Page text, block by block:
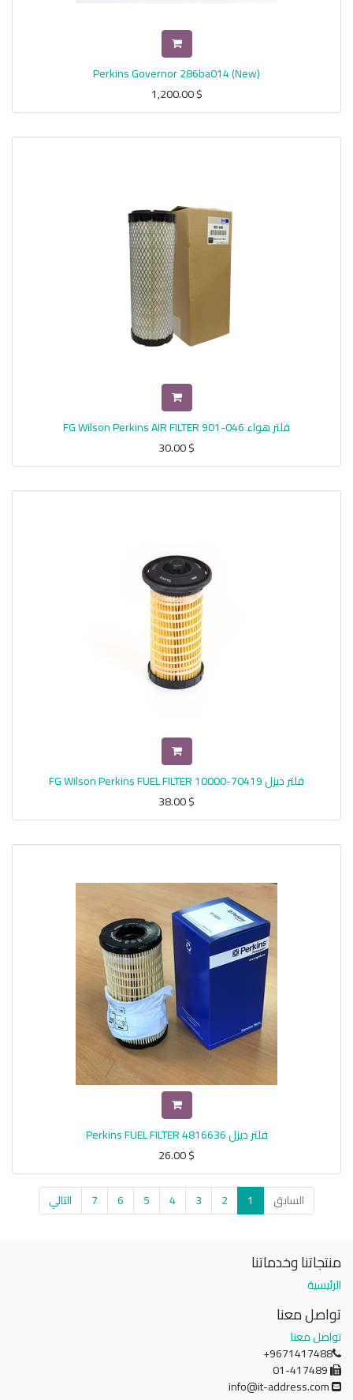
Perkins Governor 286ba014 (New)
$
1,200.00
فلتر هواء FG Wilson Perkins AIR FILTER 901-046
$
30.00
فلتر ديزل FG Wilson Perkins FUEL FILTER 10000-70419
$
38.00
فلتر ديزل Perkins FUEL FILTER 4816636
$
26.00
السابق 1
2
3
4
5
6
7 التالي
منتجاتنا وخدماتنا
الرئيسية
تواصل معنا
تواصل معنا
+9671417488
info@it-address.com